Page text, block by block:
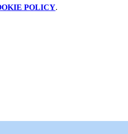
POLICY.